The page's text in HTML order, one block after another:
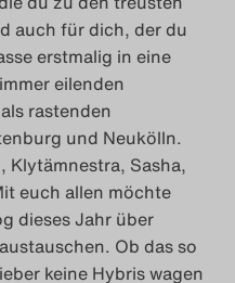
Blog
Blog
Blog
auch für dich, der du
erstmalig in eine
eilenden
rastenden
und Neukölln.
Klytämnestra, Sasha,
euch allen möchte
dieses Jahr über
Ob das so
keine Hybris wagen